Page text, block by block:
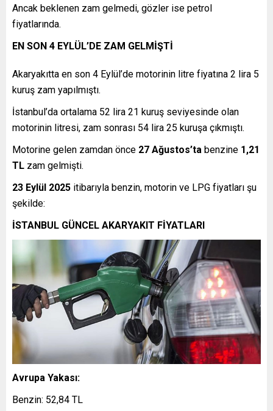
Ancak beklenen zam gelmedi, gözler ise petrol
fiyatlarında.
EN SON 4 EYLÜL’DE ZAM GELMİŞTİ
Akaryakıtta en son 4 Eylül’de motorinin litre fiyatına 2 lira 5
kuruş zam yapılmıştı.
İstanbul’da ortalama 52 lira 21 kuruş seviyesinde olan
motorinin litresi, zam sonrası 54 lira 25 kuruşa çıkmıştı.
Motorine gelen zamdan önce 27 Ağustos’ta benzine 1,21
TL zam gelmişti.
23 Eylül 2025 itibarıyla benzin, motorin ve LPG fiyatları şu
şekilde:
İSTANBUL GÜNCEL AKARYAKIT FİYATLARI
Avrupa Yakası:
Benzin: 52,84 TL